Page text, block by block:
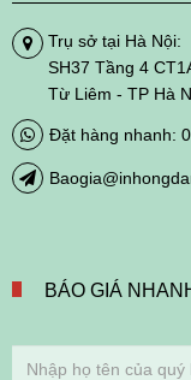
Trụ sở tại Hà Nội:
SH37 Tầng 4
Từ Liêm - TP Hà
Đặt hàng nhanh:
BÁO GIÁ